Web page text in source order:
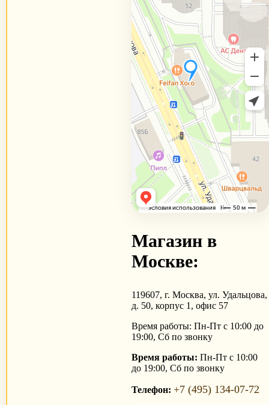
Магазин в
Москве:
119607, г. Москва, ул. Удальцова,
д. 50, корпус 1, офис 57
Время работы: Пн-Пт с 10:00 до
19:00, Сб по звонку
Время работы: Пн-Пт с 10:00
до 19:00, Сб по звонку
Телефон: +7 (495) 134-07-72